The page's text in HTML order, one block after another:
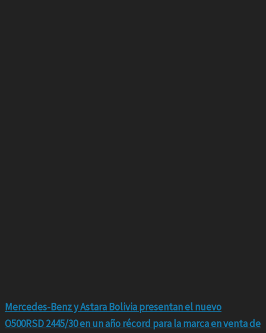
Mercedes-Benz y Astara Bolivia presentan el nuevo
O500RSD 2445/30 en un año récord para la marca en venta de